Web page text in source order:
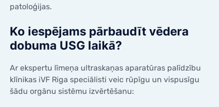
patoloģijas.
Ko iespējams pārbaudīt vēdera
dobuma USG laikā?
Ar ekspertu līmeņa ultraskaņas aparatūras palīdzību
klīnikas iVF Riga speciālisti veic rūpīgu un vispusīgu
šādu orgānu sistēmu izvērtēšanu: